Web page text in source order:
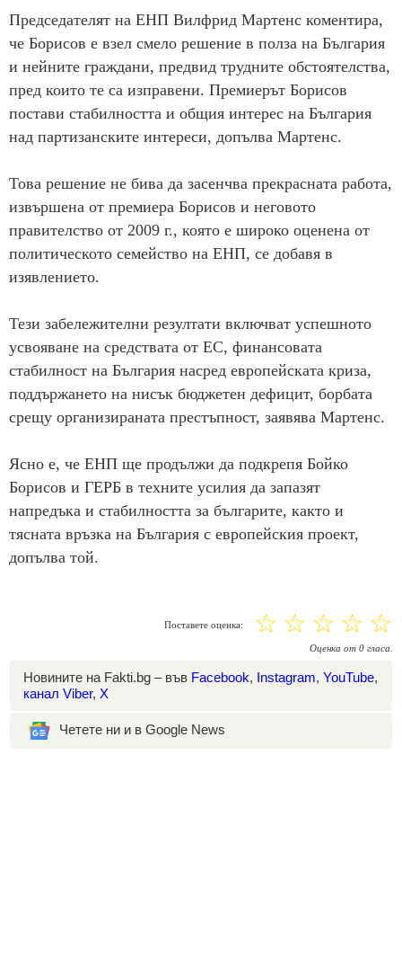
Председателят на ЕНП Вилфрид Мартенс коментира,
че Борисов е взел смело решение в полза на България
и нейните граждани, предвид трудните обстоятелства,
пред които те са изправени. Премиерът Борисов
постави стабилността и общия интерес на България
над партизанските интереси, допълва Мартенс.
Това решение не бива да засенчва прекрасната работа,
извършена от премиера Борисов и неговото
правителство от 2009 г., която е широко оценена от
политическото семейство на ЕНП, се добавя в
изявлението.
Тези забележителни резултати включват успешното
усвояване на средствата от ЕС, финансовата
стабилност на България насред европейската криза,
поддържането на нисък бюджетен дефицит, борбата
срещу организираната престъпност, заявява Мартенс.
Ясно е, че ЕНП ще продължи да подкрепя Бойко
Борисов и ГЕРБ в техните усилия да запазят
напредъка и стабилността за българите, както и
тясната връзка на България с европейския проект,
допълва той.
Поставете оценка: ☆
☆
☆
☆
☆
Оценка от 0 гласа.
Новините на Fakti.bg – във Facebook, Instagram, YouTube,
канал Viber, X
Четете ни и в Google News